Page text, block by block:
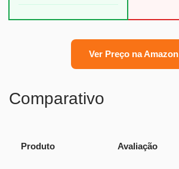
Ver Preço na Amazon
Comparativo
Produto Avaliação